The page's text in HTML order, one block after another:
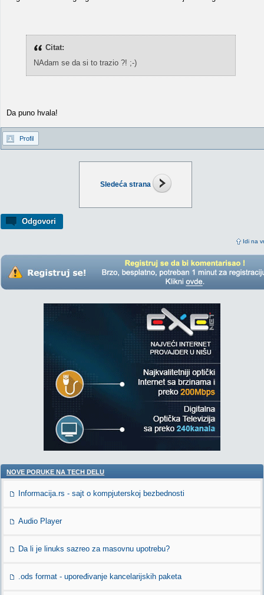
Sledeća strana
Odgovori
Idi na
Citat:
NAdam se da si to trazio ?! ;-)
Da puno hvala!
Profil
NOVE PORUKE NA TECH DELU
Informacija.rs - sajt o kompjuterskoj bezbednosti
Audio Player
Da li je linuks sazreo za masovnu upotrebu?
.ods format - upoređivanje kancelarijskih paketa